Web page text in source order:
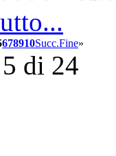
678910Succ.Fine»
di 24